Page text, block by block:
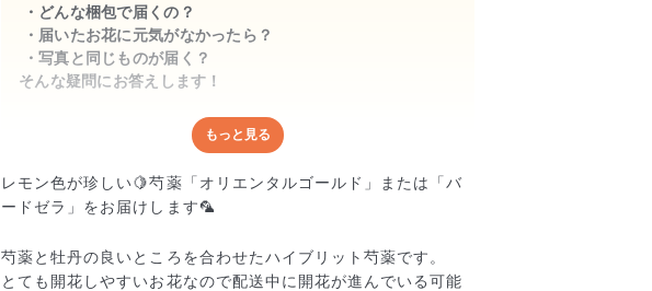
どんな梱包で届くの？
届いたお花に元気がなかったら？
写真と同じものが届く？
そんな疑問にお答えします！
どんな梱包で届くの？
出荷前に水揚げ（花が水を吸いやすくなる処理）を施し、専用
ボックスに丁寧に梱包してお届けしています。きゅっとまとめ
られて一見窮屈そうに見えますが、輸送中の衝撃による折れや
もっと見る
レモン色が珍しい🍋芍薬「オリエンタルゴールド」または「バ
ードゼラ」をお届けします🦜
芍薬と牡丹の良いところを合わせたハイブリット芍薬です。
とても開花しやすいお花なので配送中に開花が進んでいる可能